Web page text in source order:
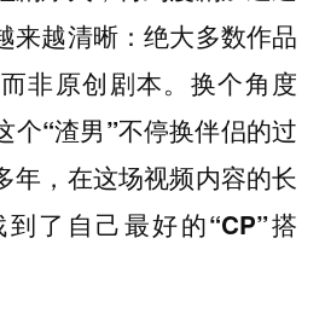
来越清晰：绝大多数作品
非原创剧本。换个角度
个“渣男”不停换伴侣的过
年，在这场视频内容的长
了自己最好的“CP”搭